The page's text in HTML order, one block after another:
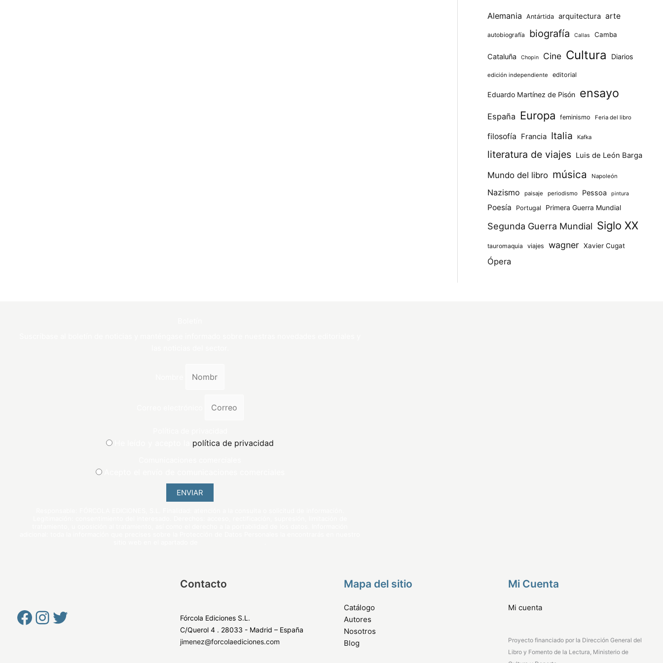
Alemania Antártida arquitectura arte
autobiografía biografía Callas Camba
Cataluña Chopin Cine Cultura Diarios
edición independiente editorial
Eduardo Martínez de Pisón ensayo
España Europa feminismo Feria del libro
filosofía Francia Italia Kafka
literatura de viajes Luis de León Barga
Mundo del libro música Napoleón
Nazismo paisaje periodismo Pessoa pintura
Poesía Portugal Primera Guerra Mundial
Segunda Guerra Mundial Siglo XX
tauromaquia viajes wagner Xavier Cugat
Ópera
política de privacidad
ENVIAR
Contacto
Fórcola Ediciones S.L.
C/Querol 4 . 28033 - Madrid – España
jimenez@forcolaediciones.com
Mapa del sitio
Catálogo
Autores
Nosotros
Blog
Mi Cuenta
Mi cuenta
Proyecto financiado por la Dirección General del
Libro y Fomento de la Lectura, Ministerio de